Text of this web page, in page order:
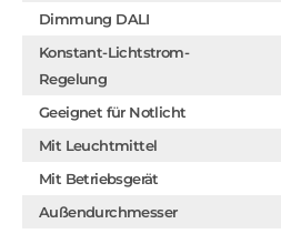
Dimmung DALI
Konstant-Lichtstrom-
Regelung
Geeignet für Notlicht
Mit Leuchtmittel
Mit Betriebsgerät
Außendurchmesser